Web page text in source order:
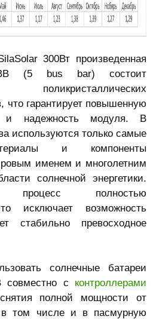
300Вт произведенная
(5 bus bar) состоит
поликристаллических
что гарантирует повышенную
и надежность модуля. В
используются только самые
и компоненты
именем и многолетним
солнечной энергетики.
процесс полностью
исключает возможность
стабильно превосходное
солнечные батареи
совместно с контроллерами
полной мощности от
в том числе и в пасмурную